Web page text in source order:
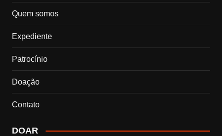
Quem somos
Expediente
Patrocínio
Doação
Contato
DOAR